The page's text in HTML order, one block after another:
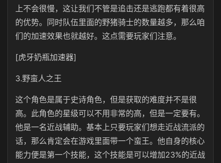
上不会很慢，这让我们不管是追击还是逃跑都有着很高
的优势。同时队伍里面的野猪骑士的数量越多，那么咱
们的加速效果也就越好。这点需要玩家们注意。
[虎牙奶瓶加速器]
3.野蛮人之王
这个角色是属于史诗角色，但是获取的难度并不是很
高。此角色的星级可以不用非常的高，但是一定要有。
他是一名近战辅助。基本上只要玩家们想走近战流派的
话，那么肯定会在游戏里面带一个蛮王。他自身的核心
能力便是第一个技能，这个技能是可以增加23%的近战